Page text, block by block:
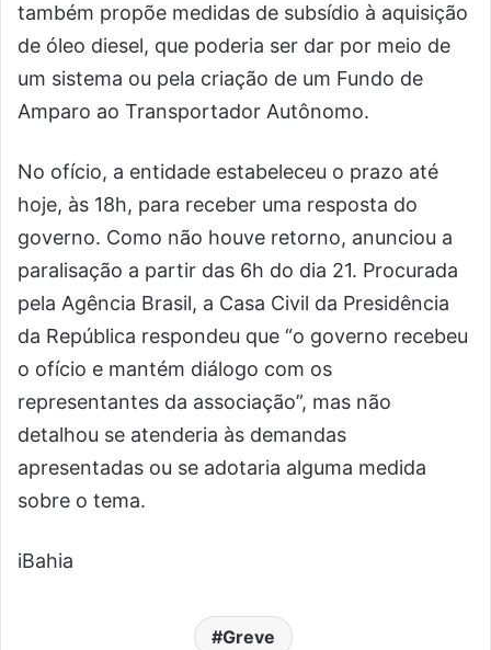
também propõe medidas de subsídio à aquisição
de óleo diesel, que poderia ser dar por meio de
um sistema ou pela criação de um Fundo de
Amparo ao Transportador Autônomo.
No ofício, a entidade estabeleceu o prazo até
hoje, às 18h, para receber uma resposta do
governo. Como não houve retorno, anunciou a
paralisação a partir das 6h do dia 21. Procurada
pela Agência Brasil, a Casa Civil da Presidência
da República respondeu que “o governo recebeu
o ofício e mantém diálogo com os
representantes da associação”, mas não
detalhou se atenderia às demandas
apresentadas ou se adotaria alguma medida
sobre o tema.
iBahia
Greve